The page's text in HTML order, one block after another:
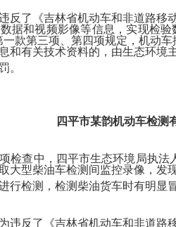
了《吉林省机动车和非道路移
据和视频影像等信息，实现检
款第三项、第四项规定，机动
和有关技术资料的，由生态环
。
四平市某韵机动车检测
查中，四平市生态环境局执法
大型柴油车检测间监控录像，发
行检测，检测柴油货车时有明
反了《吉林省机动车和非道路